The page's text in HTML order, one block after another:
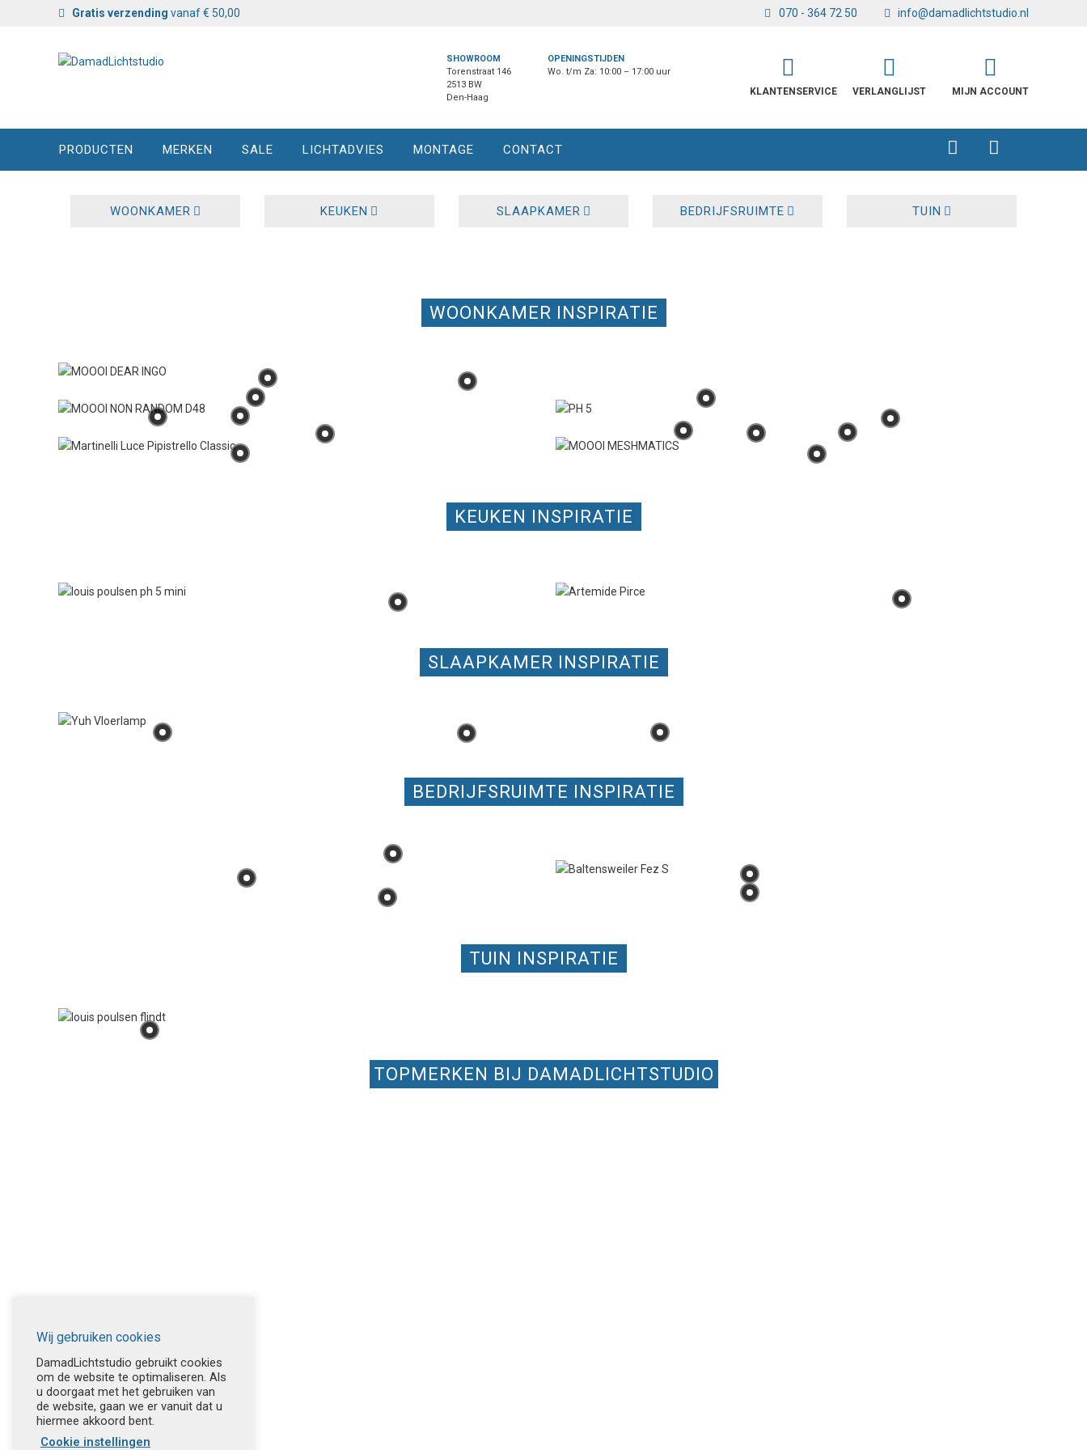
Gratis verzending vanaf € 50,00 070 - 364 72 50 info@damadlichtstudio.nl
SHOWROOM
Torenstraat 146
2513 BW
Den-Haag
OPENINGSTIJDEN
Wo. t/m Za: 10:00 – 17:00 uur
KLANTENSERVICE VERLANGLIJST MIJN ACCOUNT
PRODUCTEN MERKEN SALE LICHTADVIES MONTAGE CONTACT
WOONKAMER KEUKEN SLAAPKAMER BEDRIJFSRUIMTE TUIN
WOONKAMER INSPIRATIE
KEUKEN INSPIRATIE
SLAAPKAMER INSPIRATIE
BEDRIJFSRUIMTE INSPIRATIE
TUIN INSPIRATIE
TOPMERKEN BIJ DAMADLICHTSTUDIO
Wij gebruiken cookies
DamadLichtstudio gebruikt cookies
om de website te optimaliseren. Als
u doorgaat met het gebruiken van
de website, gaan we er vanuit dat u
hiermee akkoord bent.
Cookie instellingen